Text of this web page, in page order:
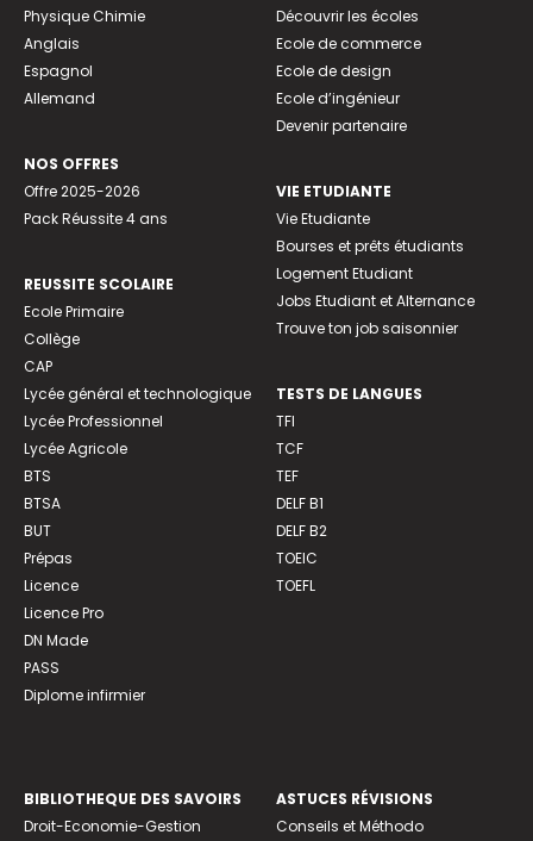
Physique Chimie
Anglais
Espagnol
Allemand
NOS OFFRES
Offre 2025-2026
Pack Réussite 4 ans
REUSSITE SCOLAIRE
Ecole Primaire
Collège
CAP
Lycée général et technologique
Lycée Professionnel
Lycée Agricole
BTS
BTSA
BUT
Prépas
Licence
Licence Pro
DN Made
PASS
Diplome infirmier
Découvrir les écoles
Ecole de commerce
Ecole de design
Ecole d’ingénieur
Devenir partenaire
VIE ETUDIANTE
Vie Etudiante
Bourses et prêts étudiants
Logement Etudiant
Jobs Etudiant et Alternance
Trouve ton job saisonnier
TESTS DE LANGUES
TFI
TCF
TEF
DELF B1
DELF B2
TOEIC
TOEFL
BIBLIOTHEQUE DES SAVOIRS
Droit-Economie-Gestion
ASTUCES RÉVISIONS
Conseils et Méthodo